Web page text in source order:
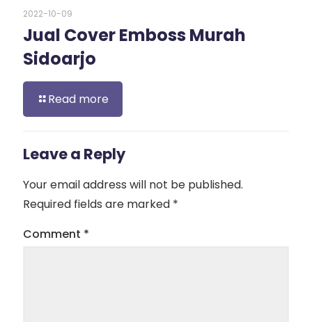
2022-10-09
Jual Cover Emboss Murah
Sidoarjo
Read more
Leave a Reply
Your email address will not be published.
Required fields are marked *
Comment *